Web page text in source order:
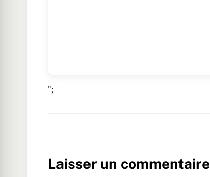
";
Laisser un commentaire